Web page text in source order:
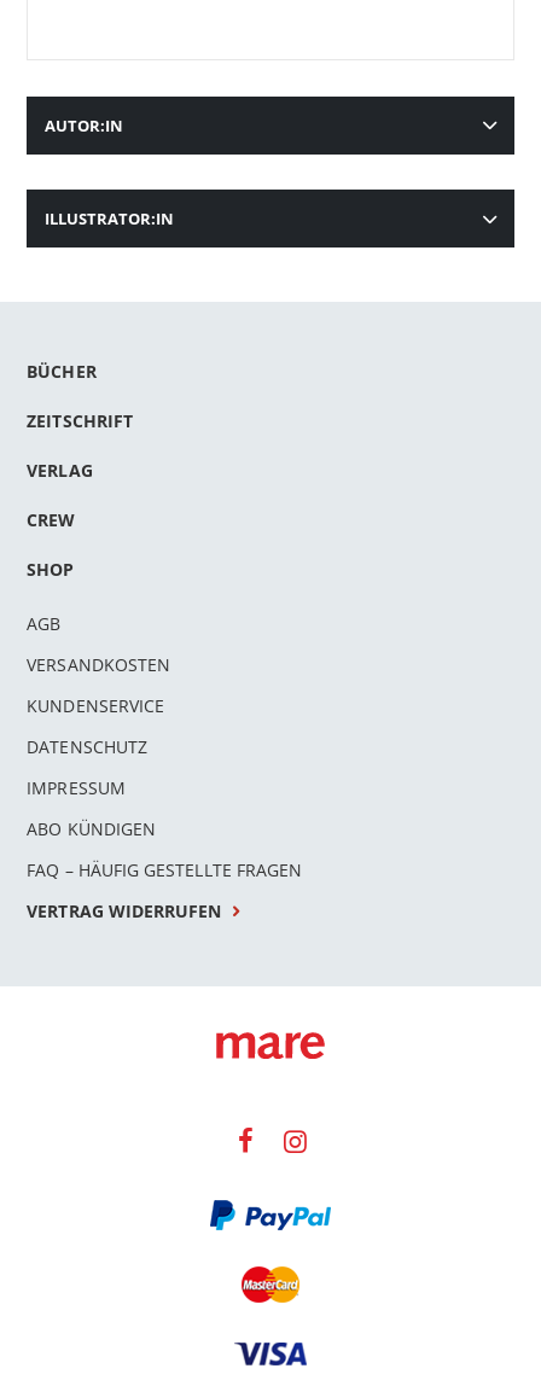
AUTOR:IN
ILLUSTRATOR:IN
BÜCHER
ZEITSCHRIFT
VERLAG
CREW
SHOP
AGB
VERSANDKOSTEN
KUNDENSERVICE
DATENSCHUTZ
IMPRESSUM
ABO KÜNDIGEN
FAQ – HÄUFIG GESTELLTE FRAGEN
VERTRAG WIDERRUFEN